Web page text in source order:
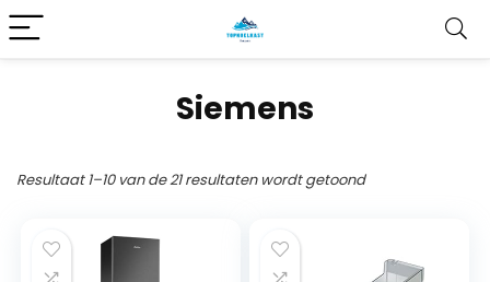
Siemens
Resultaat 1–10 van de 21 resultaten wordt getoond